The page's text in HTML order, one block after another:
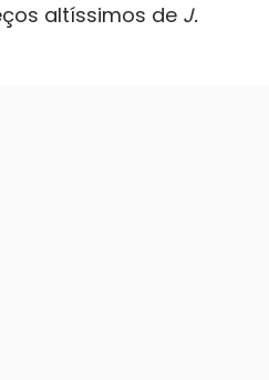
altíssimos de J.